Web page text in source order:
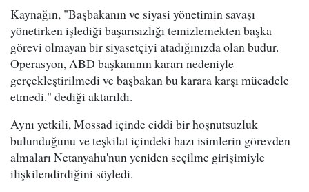
Kaynağın, "Başbakanın ve siyasi yönetimin savaşı
yönetirken işlediği başarısızlığı temizlemekten başka
görevi olmayan bir siyasetçiyi atadığınızda olan budur.
Operasyon, ABD başkanının kararı nedeniyle
gerçekleştirilmedi ve başbakan bu karara karşı mücadele
etmedi." dediği aktarıldı.
Aynı yetkili, Mossad içinde ciddi bir hoşnutsuzluk
bulunduğunu ve teşkilat içindeki bazı isimlerin görevden
almaları Netanyahu'nun yeniden seçilme girişimiyle
ilişkilendirdiğini söyledi.